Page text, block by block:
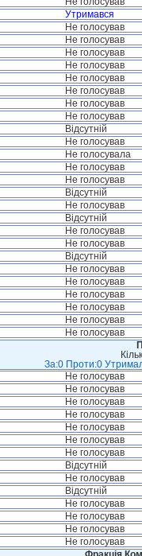
Утримався
Не голосував
Не голосував
Не голосував
Не голосував
Не голосував
Не голосував
Не голосував
Не голосував
Відсутній
Не голосував
Не голосувала
Не голосував
Не голосував
Відсутній
Не голосував
Відсутній
Не голосував
Не голосував
Відсутній
Не голосував
Не голосував
Не голосував
Не голосував
Не голосував
Не голосував
За:0 Проти:0
Не голосував
Не голосував
Не голосував
Не голосував
Не голосував
Не голосував
Не голосував
Відсутній
Не голосував
Відсутній
Не голосував
Не голосував
Не голосував
Не голосував